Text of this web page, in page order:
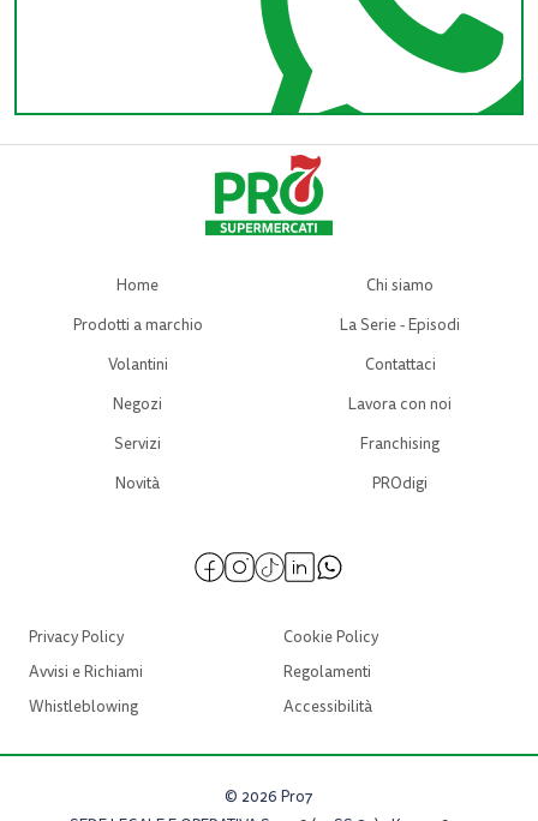
Informazioni e
Home
Prodotti a marchio
Volantini
Negozi
Servizi
Novità
Chi siamo
La Serie - Episodi
Contattaci
Lavora con noi
Franchising
PROdigi
Privacy Policy
Cookie Policy
Avvisi e Richiami
Regolamenti
Whistleblowing
Accessibilità
© 2026 Pro7